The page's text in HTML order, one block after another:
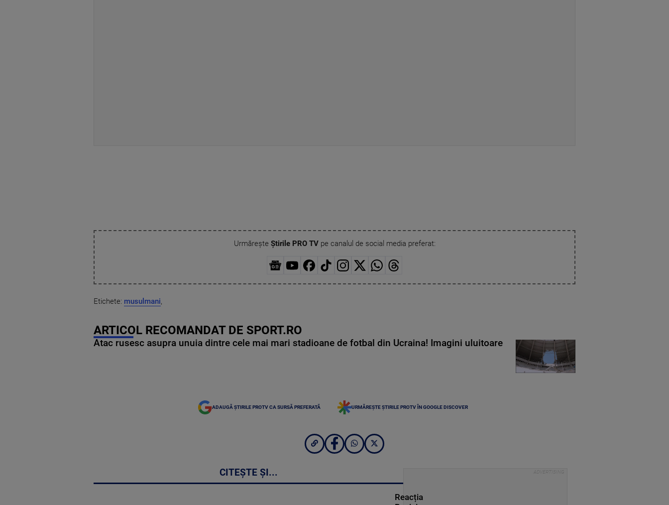
Urmărește Știrile PRO TVpe canalul de social media preferat:
Etichete: musulmani,
ARTICOL RECOMANDAT DE SPORT.RO
Atac rusesc asupra unuia dintre cele mai mari stadioane de fotbal din Ucraina! Imagini uluitoare
ADAUGĂ ȘTIRILE PROTV CA SURSĂ PREFERATĂ URMĂREȘTE ȘTIRILE PROTV ÎN GOOGLE DISCOVER
CITEȘTE ȘI...
Reacția